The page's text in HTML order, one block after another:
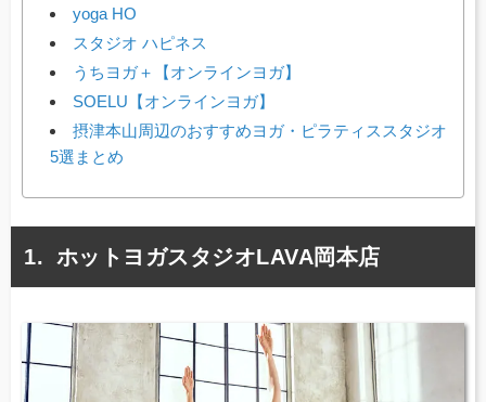
yoga HO
スタジオ ハピネス
うちヨガ＋【オンラインヨガ】
SOELU【オンラインヨガ】
摂津本山周辺のおすすめヨガ・ピラティススタジオ
5選まとめ
ホットヨガスタジオLAVA岡本店